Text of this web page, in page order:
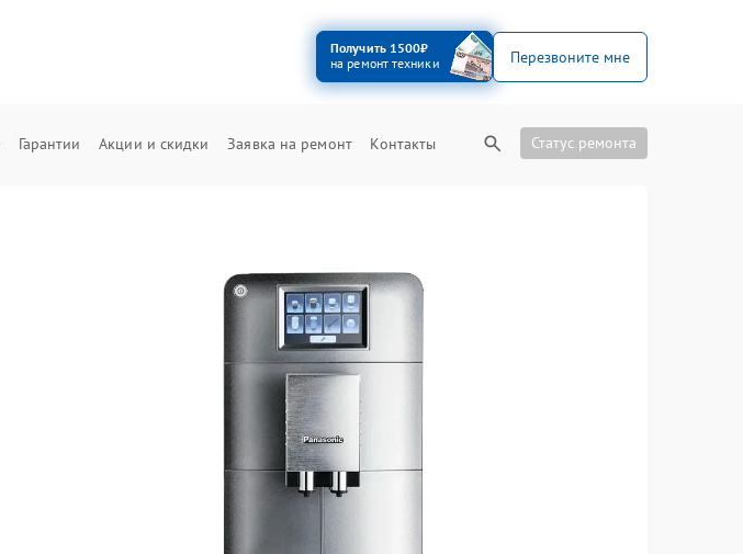
Получить 1500₽
на ремонт техники
Перезвоните мне
Гарантии Акции и скидки Заявка на ремонт Контакты Статус ремонта